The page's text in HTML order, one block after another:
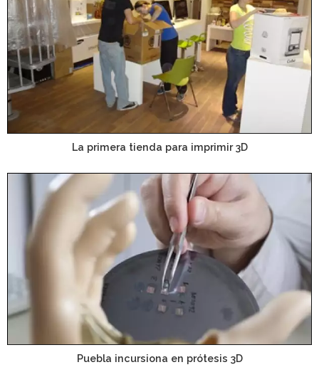
La primera tienda para imprimir 3D
Puebla incursiona en prótesis 3D